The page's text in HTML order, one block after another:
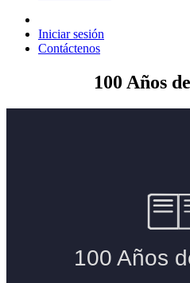
Iniciar sesión
Contáctenos
100 Años